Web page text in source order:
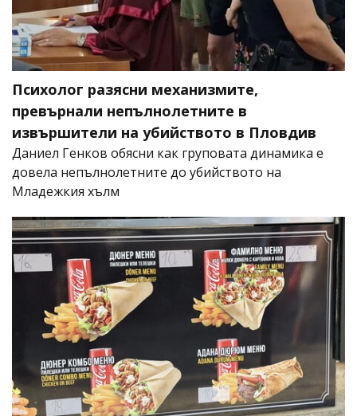
Психолог разясни механизмите,
превърнали непълнолетните в
извършители на убийството в Пловдив
Даниел Генков обясни как груповата динамика е
довела непълнолетните до убийството на
Младежкия хълм